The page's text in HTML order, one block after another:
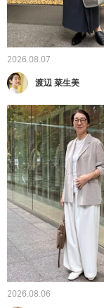
2026.08.07
渡辺 菜生美
2026.08.06